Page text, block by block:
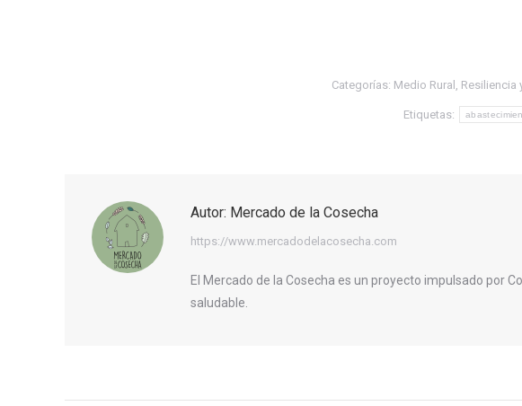
Categorías: Medio Rural , Resiliencia
Etiquetas:
Autor: Mercado de la Cosecha
https://www.mercadodelacosecha.com
El Mercado de la Cosecha es un proyecto impulsado por
saludable.